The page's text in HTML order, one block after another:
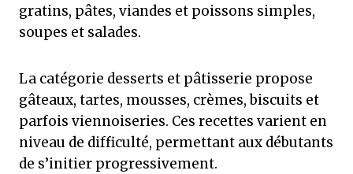
gratins, pâtes, viandes et poissons simples,
soupes et salades.
La catégorie desserts et pâtisserie propose
gâteaux, tartes, mousses, crèmes, biscuits et
parfois viennoiseries. Ces recettes varient en
niveau de difficulté, permettant aux débutants
de s’initier progressivement.